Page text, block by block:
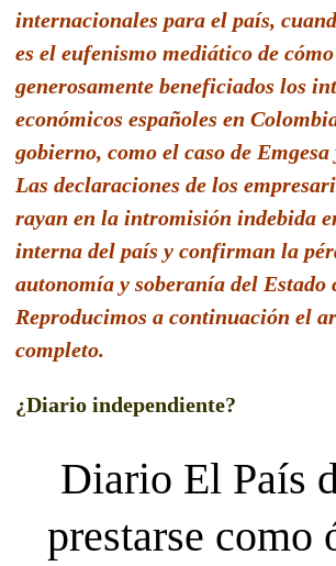
internacionales para el país,
es el eufenismo mediático de
generosamente beneficiados los
económicos españoles en
gobierno, como el caso de
Las declaraciones de los
rayan en la intromisión indebida
interna del país y confirman la
autonomía y soberanía del Estado
Reproducimos a continuación el
completo.
¿Diario independiente?
Diario El País
prestarse como